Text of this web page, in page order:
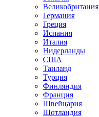
Великобритания
Германия
Греция
Испания
Италия
Нидерланды
США
Таиланд
Турция
Финляндия
Франция
Швейцария
Шотландия